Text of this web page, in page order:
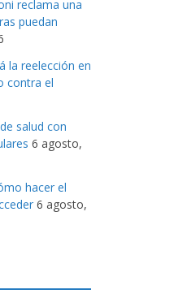
reclama una
puedan
la reelección en
contra el
salud con
6 agosto,
hacer el
6 agosto,